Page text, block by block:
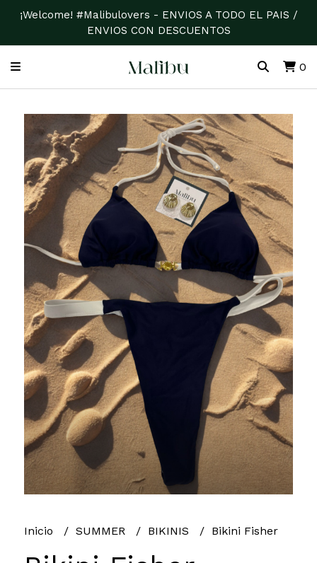
¡Welcome! #Malibulovers - ENVIOS A TODO EL PAIS /
ENVIOS CON DESCUENTOS
0
Inicio SUMMER BIKINIS Bikini Fisher